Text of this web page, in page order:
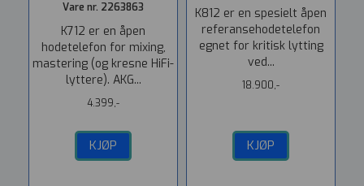
Vare nr. 2263863
K712 er en åpen
hodetelefon for mixing,
mastering (og kresne HiFi-
lyttere). AKG...
4.399,-
KJØP
K812 er en spesielt åpen
referansehodetelefon
egnet for kritisk lytting
ved...
18.900,-
KJØP